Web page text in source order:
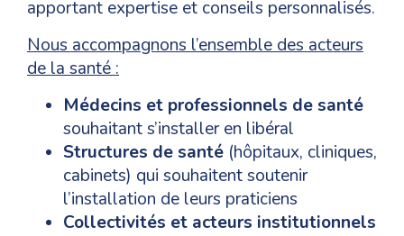
apportant expertise et conseils personnalisés.
Nous accompagnons l’ensemble des acteurs
de la santé :
Médecins et professionnels de santé
souhaitant s’installer en libéral
Structures de santé (hôpitaux, cliniques,
cabinets) qui souhaitent soutenir
l’installation de leurs praticiens
Collectivités et acteurs institutionnels